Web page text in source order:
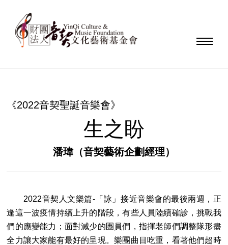
《2022音契聖誕音樂會》
生之盼
潘瑋（音契藝術企劃經理）
2022音契人文樂篇-「詠」接近音樂會的最後兩週，正
逢這一波疫情持續上升的階段，有些人員陸續確診，挑戰我
們的應變能力；面對減少的團員們，指揮老師們調整隊形盡
全力讓大家能有最好的呈現。樂團曲目吃重，看著他們超時